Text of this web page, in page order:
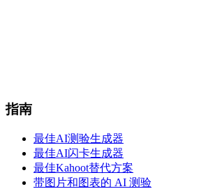
指南
最佳AI测验生成器
最佳AI闪卡生成器
最佳Kahoot替代方案
带图片和图表的 AI 测验